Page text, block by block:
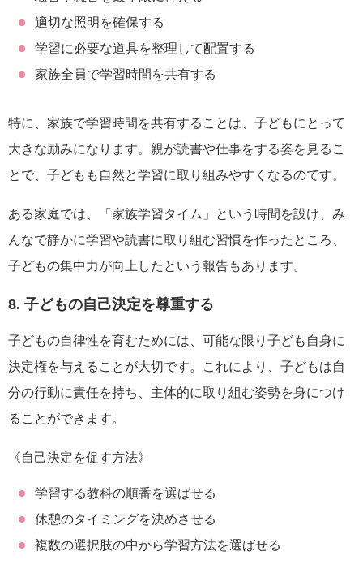
適切な照明を確保する
学習に必要な道具を整理して配置する
家族全員で学習時間を共有する
特に、家族で学習時間を共有することは、子どもにとって
大きな励みになります。親が読書や仕事をする姿を見るこ
とで、子どもも自然と学習に取り組みやすくなるのです。
ある家庭では、「家族学習タイム」という時間を設け、み
んなで静かに学習や読書に取り組む習慣を作ったところ、
子どもの集中力が向上したという報告もあります。
8. 子どもの自己決定を尊重する
子どもの自律性を育むためには、可能な限り子ども自身に
決定権を与えることが大切です。これにより、子どもは自
分の行動に責任を持ち、主体的に取り組む姿勢を身につけ
ることができます。
《自己決定を促す方法》
学習する教科の順番を選ばせる
休憩のタイミングを決めさせる
複数の選択肢の中から学習方法を選ばせる